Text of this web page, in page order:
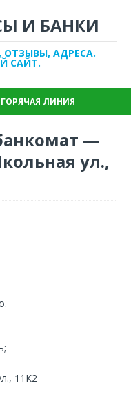
И БАНКИ
ОТЗЫВЫ, АДРЕСА.
САЙТ.
ГОРЯЧАЯ ЛИНИЯ
—
ул.,
11К2